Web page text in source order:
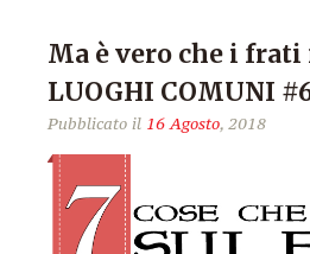
Ma è vero che i
LUOGHI COMUNI
Pubblicato il 16 Agosto, 2018